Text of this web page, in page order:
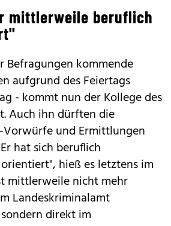
mittlerweile beruflich
Befragungen kommende
aufgrund des Feiertags
- kommt nun der Kollege des
Auch ihn dürften die
Vorwürfe und Ermittlungen
hat sich beruflich
hieß es letztens im
mittlerweile nicht mehr
Landeskriminalamt
direkt im